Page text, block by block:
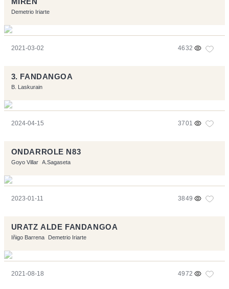
Demetrio Iriarte
2021-03-02 4632
3. FANDANGOA
B. Laskurain
2024-04-15 3701
ONDARROLE N83
Goyo Villar A.Sagaseta
2023-01-11 3849
URATZ ALDE FANDANGOA
Iñigo Barrena Demetrio Iriarte
2021-08-18 4972